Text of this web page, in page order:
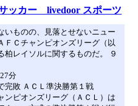
ッカー livedoor スポーツ
いものの、見落とせないニュー
ＦＣチャンピオンズリーグ（以
柏レイソルに関するものだ。 ９
分
完敗 ＡＣＬ準決勝第１戦
ンピオンズリーグ（ＡＣＬ）は